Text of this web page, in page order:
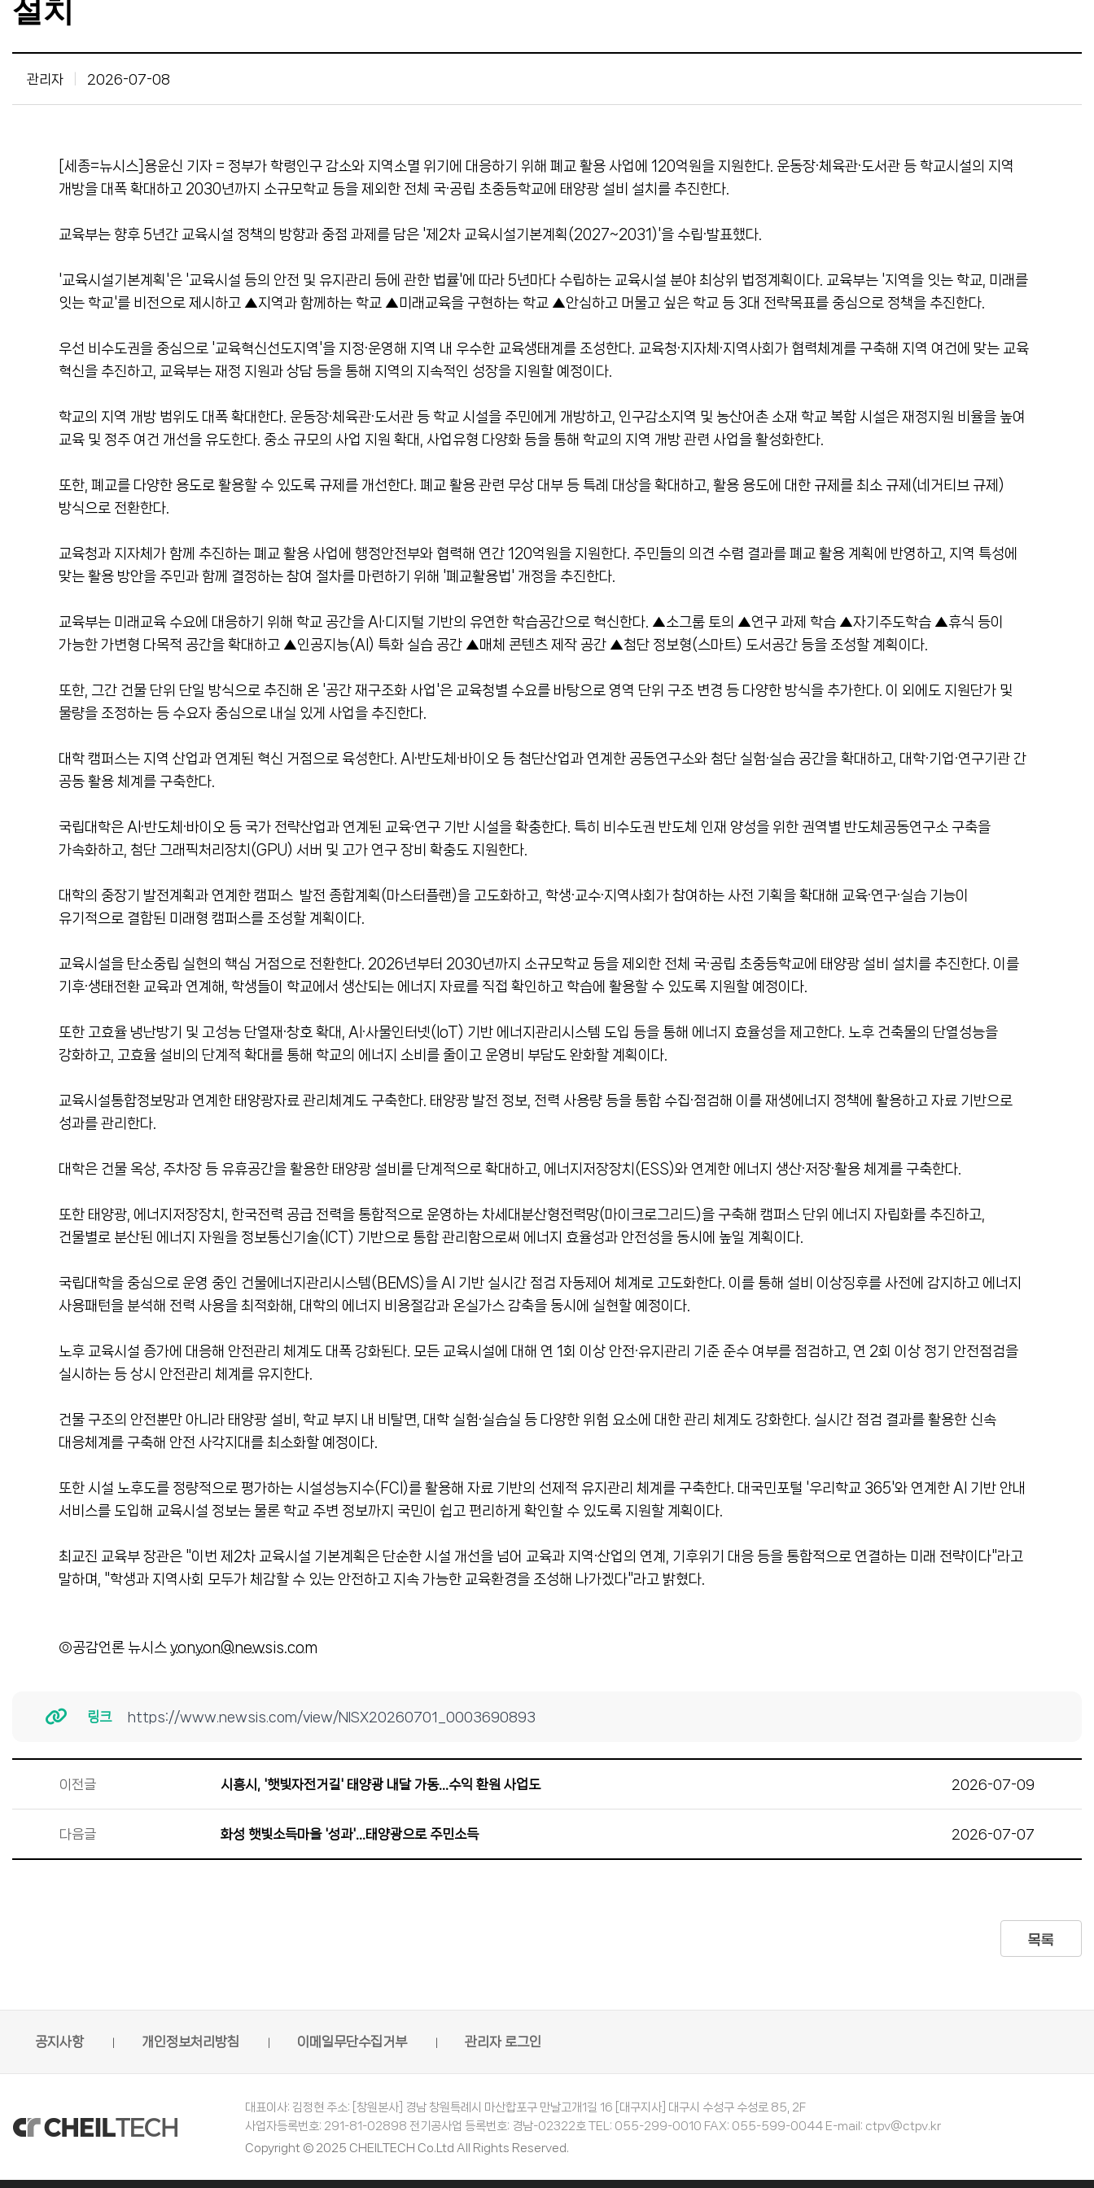
설치
관리자 2026-07-08
[세종=뉴시스]용윤신 기자 = 정부가 학령인구 감소와 지역소멸 위기에 대응하기 위해 폐교 활용 사업에 120억원을 지원한다. 운동장·체육관·도서관 등 학교시설의 지역
개방을 대폭 확대하고 2030년까지 소규모학교 등을 제외한 전체 국·공립 초중등학교에 태양광 설비 설치를 추진한다.
교육부는 향후 5년간 교육시설 정책의 방향과 중점 과제를 담은 '제2차 교육시설기본계획(2027~2031)'을 수립·발표했다.
'교육시설기본계획'은 '교육시설 등의 안전 및 유지관리 등에 관한 법률'에 따라 5년마다 수립하는 교육시설 분야 최상위 법정계획이다. 교육부는 '지역을 잇는 학교, 미래를
잇는 학교'를 비전으로 제시하고 ▲지역과 함께하는 학교 ▲미래교육을 구현하는 학교 ▲안심하고 머물고 싶은 학교 등 3대 전략목표를 중심으로 정책을 추진한다.
우선 비수도권을 중심으로 '교육혁신선도지역'을 지정·운영해 지역 내 우수한 교육생태계를 조성한다. 교육청·지자체·지역사회가 협력체계를 구축해 지역 여건에 맞는 교육
혁신을 추진하고, 교육부는 재정 지원과 상담 등을 통해 지역의 지속적인 성장을 지원할 예정이다.
학교의 지역 개방 범위도 대폭 확대한다. 운동장·체육관·도서관 등 학교 시설을 주민에게 개방하고, 인구감소지역 및 농산어촌 소재 학교 복합 시설은 재정지원 비율을 높여
교육 및 정주 여건 개선을 유도한다. 중소 규모의 사업 지원 확대, 사업유형 다양화 등을 통해 학교의 지역 개방 관련 사업을 활성화한다.
또한, 폐교를 다양한 용도로 활용할 수 있도록 규제를 개선한다. 폐교 활용 관련 무상 대부 등 특례 대상을 확대하고, 활용 용도에 대한 규제를 최소 규제(네거티브 규제)
방식으로 전환한다.
교육청과 지자체가 함께 추진하는 폐교 활용 사업에 행정안전부와 협력해 연간 120억원을 지원한다. 주민들의 의견 수렴 결과를 폐교 활용 계획에 반영하고, 지역 특성에
맞는 활용 방안을 주민과 함께 결정하는 참여 절차를 마련하기 위해 '폐교활용법' 개정을 추진한다.
교육부는 미래교육 수요에 대응하기 위해 학교 공간을 AI·디지털 기반의 유연한 학습공간으로 혁신한다. ▲소그룹 토의 ▲연구 과제 학습 ▲자기주도학습 ▲휴식 등이
가능한 가변형 다목적 공간을 확대하고 ▲인공지능(AI) 특화 실습 공간 ▲매체 콘텐츠 제작 공간 ▲첨단 정보형(스마트) 도서공간 등을 조성할 계획이다.
또한, 그간 건물 단위 단일 방식으로 추진해 온 '공간 재구조화 사업'은 교육청별 수요를 바탕으로 영역 단위 구조 변경 등 다양한 방식을 추가한다. 이 외에도 지원단가 및
물량을 조정하는 등 수요자 중심으로 내실 있게 사업을 추진한다.
대학 캠퍼스는 지역 산업과 연계된 혁신 거점으로 육성한다. AI·반도체·바이오 등 첨단산업과 연계한 공동연구소와 첨단 실험·실습 공간을 확대하고, 대학·기업·연구기관 간
공동 활용 체계를 구축한다.
국립대학은 AI·반도체·바이오 등 국가 전략산업과 연계된 교육·연구 기반 시설을 확충한다. 특히 비수도권 반도체 인재 양성을 위한 권역별 반도체공동연구소 구축을
가속화하고, 첨단 그래픽처리장치(GPU) 서버 및 고가 연구 장비 확충도 지원한다.
대학의 중장기 발전계획과 연계한 캠퍼스 발전 종합계획(마스터플랜)을 고도화하고, 학생·교수·지역사회가 참여하는 사전 기획을 확대해 교육·연구·실습 기능이
유기적으로 결합된 미래형 캠퍼스를 조성할 계획이다.
교육시설을 탄소중립 실현의 핵심 거점으로 전환한다. 2026년부터 2030년까지 소규모학교 등을 제외한 전체 국·공립 초중등학교에 태양광 설비 설치를 추진한다. 이를
기후·생태전환 교육과 연계해, 학생들이 학교에서 생산되는 에너지 자료를 직접 확인하고 학습에 활용할 수 있도록 지원할 예정이다.
또한 고효율 냉난방기 및 고성능 단열재·창호 확대, AI·사물인터넷(IoT) 기반 에너지관리시스템 도입 등을 통해 에너지 효율성을 제고한다. 노후 건축물의 단열성능을
강화하고, 고효율 설비의 단계적 확대를 통해 학교의 에너지 소비를 줄이고 운영비 부담도 완화할 계획이다.
교육시설통합정보망과 연계한 태양광자료 관리체계도 구축한다. 태양광 발전 정보, 전력 사용량 등을 통합 수집·점검해 이를 재생에너지 정책에 활용하고 자료 기반으로
성과를 관리한다.
대학은 건물 옥상, 주차장 등 유휴공간을 활용한 태양광 설비를 단계적으로 확대하고, 에너지저장장치(ESS)와 연계한 에너지 생산·저장·활용 체계를 구축한다.
또한 태양광, 에너지저장장치, 한국전력 공급 전력을 통합적으로 운영하는 차세대분산형전력망(마이크로그리드)을 구축해 캠퍼스 단위 에너지 자립화를 추진하고,
건물별로 분산된 에너지 자원을 정보통신기술(ICT) 기반으로 통합 관리함으로써 에너지 효율성과 안전성을 동시에 높일 계획이다.
국립대학을 중심으로 운영 중인 건물에너지관리시스템(BEMS)을 AI 기반 실시간 점검 자동제어 체계로 고도화한다. 이를 통해 설비 이상징후를 사전에 감지하고 에너지
사용패턴을 분석해 전력 사용을 최적화해, 대학의 에너지 비용절감과 온실가스 감축을 동시에 실현할 예정이다.
노후 교육시설 증가에 대응해 안전관리 체계도 대폭 강화된다. 모든 교육시설에 대해 연 1회 이상 안전·유지관리 기준 준수 여부를 점검하고, 연 2회 이상 정기 안전점검을
실시하는 등 상시 안전관리 체계를 유지한다.
건물 구조의 안전뿐만 아니라 태양광 설비, 학교 부지 내 비탈면, 대학 실험·실습실 등 다양한 위험 요소에 대한 관리 체계도 강화한다. 실시간 점검 결과를 활용한 신속
대응체계를 구축해 안전 사각지대를 최소화할 예정이다.
또한 시설 노후도를 정량적으로 평가하는 시설성능지수(FCI)를 활용해 자료 기반의 선제적 유지관리 체계를 구축한다. 대국민포털 '우리학교 365'와 연계한 AI 기반 안내
서비스를 도입해 교육시설 정보는 물론 학교 주변 정보까지 국민이 쉽고 편리하게 확인할 수 있도록 지원할 계획이다.
최교진 교육부 장관은 "이번 제2차 교육시설 기본계획은 단순한 시설 개선을 넘어 교육과 지역·산업의 연계, 기후위기 대응 등을 통합적으로 연결하는 미래 전략이다"라고
말하며, "학생과 지역사회 모두가 체감할 수 있는 안전하고 지속 가능한 교육환경을 조성해 나가겠다"라고 밝혔다.
◎공감언론 뉴시스 yonyon@newsis.com
링크 https://www.newsis.com/view/NISX20260701_0003690893
이전글 시흥시, '햇빛자전거길' 태양광 내달 가동…수익 환원 사업도 2026-07-09
다음글 화성 햇빛소득마을 '성과'…태양광으로 주민소득 2026-07-07
목록
공지사항 개인정보처리방침 이메일무단수집거부 관리자 로그인
대표이사: 김정현 주소: [창원본사] 경남 창원특례시 마산합포구 만날고개1길 16 [대구지사] 대구시 수성구 수성로 85, 2F
사업자등록번호: 291-81-02898 전기공사업 등록번호: 경남-02322호 TEL: 055-299-0010 FAX: 055-599-0044 E-mail: ctpv@ctpv.kr
Copyright © 2025 CHEILTECH Co.Ltd All Rights Reserved.